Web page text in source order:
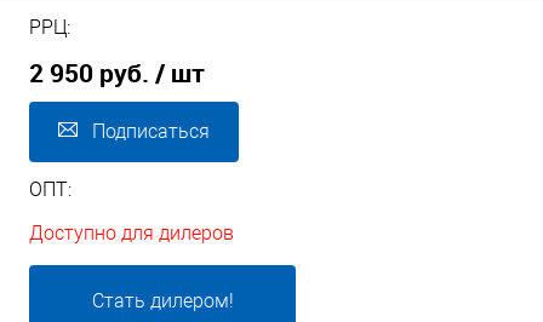
РРЦ:
2 950 руб. / шт
Подписаться
ОПТ:
Доступно для дилеров
Стать дилером!